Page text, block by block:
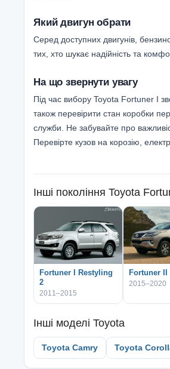
Який двигун обрати
Серед доступних двигунів,
тих, хто шукає надійність та
На що звернути увагу
Під час вибору Toyota Fortuner I
також перевірити стан коробки
служби. Не забувайте про
Перевірте кузов на корозію,
Інші покоління Toyota
Fortuner I Restyling
2
2011–2015
Fortuner II
2015–2020
Інші моделі Toyota
Toyota Camry Toyota